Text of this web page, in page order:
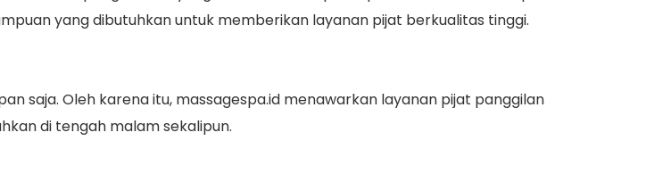
yang dibutuhkan untuk memberikan layanan pijat berkualitas tinggi.
saja. Oleh karena itu, massagespa.id menawarkan layanan pijat panggilan
di tengah malam sekalipun.